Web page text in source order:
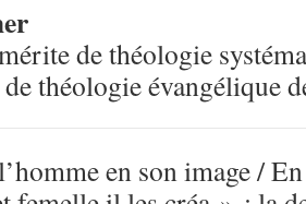
de théologie
théologie évangélique
en son image /